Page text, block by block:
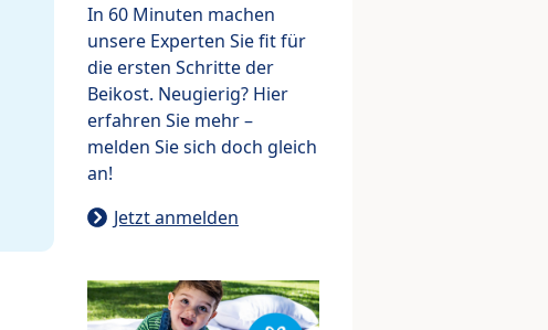
In 60 Minuten machen
unsere Experten Sie fit für
die ersten Schritte der
Beikost. Neugierig? Hier
erfahren Sie mehr –
melden Sie sich doch gleich
an!
Jetzt anmelden